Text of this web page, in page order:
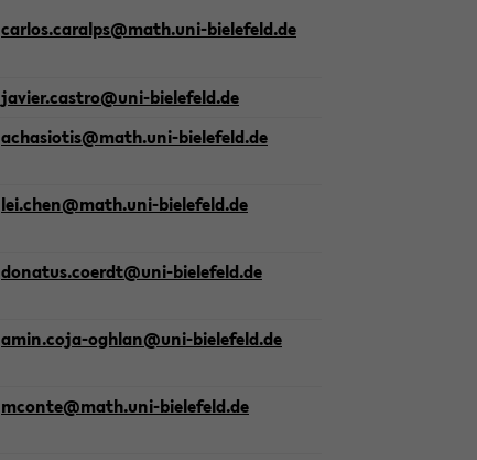
car­los.caralps@math.uni-​bielefeld.de
ja­vier.cas­tro@uni-​bielefeld.de
acha­sio­tis@math.uni-​bielefeld.de
lei.chen@math.uni-​bielefeld.de
do­na­tus.co­erdt@uni-​bielefeld.de
amin.coja-​oghlan@uni-​bielefeld.de
mcon­te@math.uni-​bielefeld.de